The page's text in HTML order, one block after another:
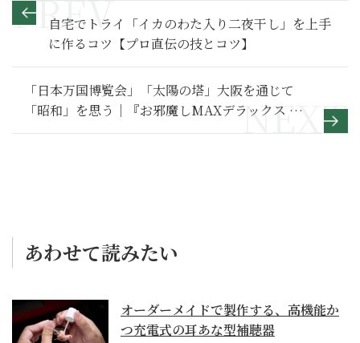
自宅でトライ「イカのわた入り二夜干し」を上手
に作るコツ【プロ直伝の技とコツ】
「日本万国博覧会」「太陽の塔」大阪を通じて
「昭和」を思う｜『お邪魔しMAXデラックス 底
抜けオオサカ観光局』
あわせて読みたい
オーダーメイドで製作する、高機能か
つ充電式の耳あな型補聴器